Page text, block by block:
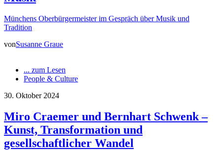
Münchens Oberbürgermeister im Gespräch über Musik und
Tradition
vonSusanne Graue
... zum Lesen
People & Culture
30. Oktober 2024
Miro Craemer und Bernhart Schwenk –
Kunst, Transformation und
gesellschaftlicher Wandel